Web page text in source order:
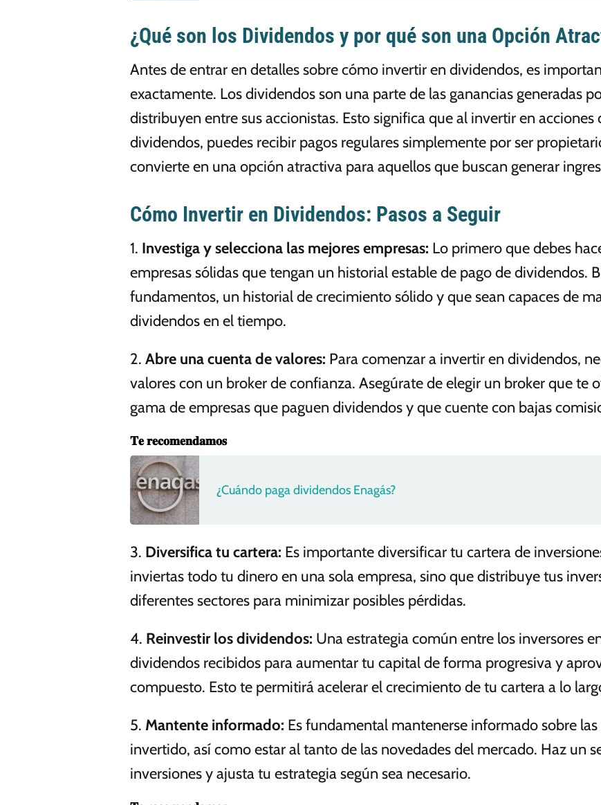
¿Qué son los Dividendos y por qué son una Opción
Antes de entrar en detalles sobre cómo invertir en dividendos, es
exactamente. Los dividendos son una parte de las ganancias generadas
distribuyen entre sus accionistas. Esto significa que al invertir en acciones
dividendos, puedes recibir pagos regulares simplemente por ser
convierte en una opción atractiva para aquellos que buscan generar
Cómo Invertir en Dividendos: Pasos a Seguir
1. Investiga y selecciona las mejores empresas: Lo primero que debes
empresas sólidas que tengan un historial estable de pago de dividendos.
fundamentos, un historial de crecimiento sólido y que sean capaces de
dividendos en el tiempo.
2. Abre una cuenta de valores: Para comenzar a invertir en dividendos,
valores con un broker de confianza. Asegúrate de elegir un broker que te
gama de empresas que paguen dividendos y que cuente con bajas
𝐓𝐞 𝐫𝐞𝐜𝐨𝐦𝐞𝐧𝐝𝐚𝐦𝐨𝐬
¿Cuándo paga dividendos Enagás?
3. Diversifica tu cartera: Es importante diversificar tu cartera de
inviertas todo tu dinero en una sola empresa, sino que distribuye tus
diferentes sectores para minimizar posibles pérdidas.
4. Reinvestir los dividendos: Una estrategia común entre los inversores
dividendos recibidos para aumentar tu capital de forma progresiva y
compuesto. Esto te permitirá acelerar el crecimiento de tu cartera a lo
5. Mantente informado: Es fundamental mantenerse informado sobre las
invertido, así como estar al tanto de las novedades del mercado. Haz un
inversiones y ajusta tu estrategia según sea necesario.